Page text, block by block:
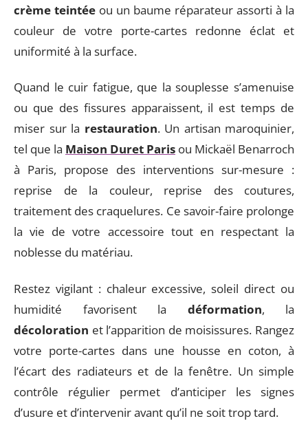
crème teintée ou un baume réparateur assorti à la
couleur de votre porte-cartes redonne éclat et
uniformité à la surface.
Quand le cuir fatigue, que la souplesse s’amenuise
ou que des fissures apparaissent, il est temps de
miser sur la restauration. Un artisan maroquinier,
tel que la Maison Duret Paris ou Mickaël Benarroch
à Paris, propose des interventions sur-mesure :
reprise de la couleur, reprise des coutures,
traitement des craquelures. Ce savoir-faire prolonge
la vie de votre accessoire tout en respectant la
noblesse du matériau.
Restez vigilant : chaleur excessive, soleil direct ou
humidité favorisent la déformation, la
décoloration et l’apparition de moisissures. Rangez
votre porte-cartes dans une housse en coton, à
l’écart des radiateurs et de la fenêtre. Un simple
contrôle régulier permet d’anticiper les signes
d’usure et d’intervenir avant qu’il ne soit trop tard.